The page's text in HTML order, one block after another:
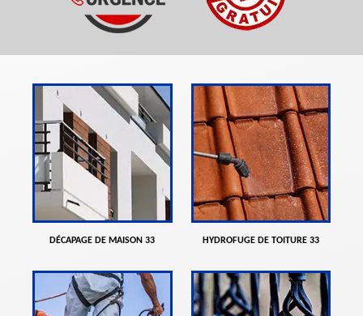
DÉCAPAGE DE MAISON 33 HYDROFUGE DE TOITURE 33